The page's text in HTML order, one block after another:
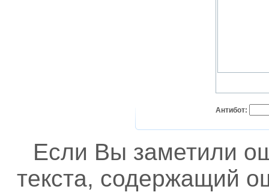
Антибот:
Если Вы заметили
текста, содержащий